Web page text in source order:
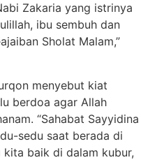
Zakaria yang istrinya
ibu sembuh dan
Sholat Malam,”
menyebut kiat
berdoa agar Allah
“Sahabat Sayyidina
sedu saat berada di
baik di dalam kubur,